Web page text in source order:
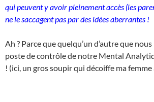
qui peuvent y avoir pleinement accès (les
ne le saccagent pas par des idées aberrantes !
Ah ? Parce que quelqu’un d’autre que
poste de contrôle de notre Mental
! (ici, un gros soupir qui décoiffe ma femme